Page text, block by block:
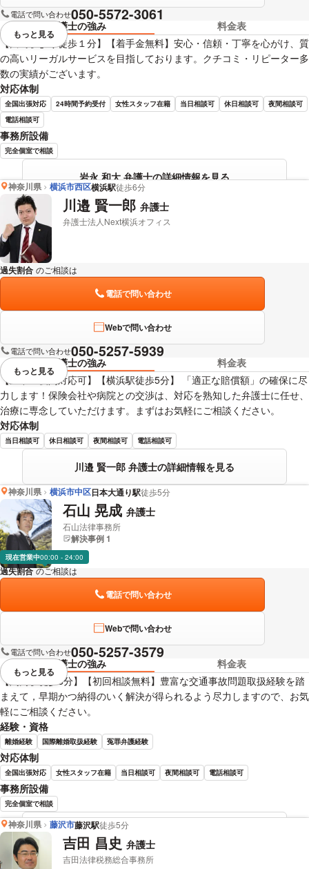
電話で問い合わせ050-5572-3061
弁護士の強み
料金表
【川崎駅より徒歩１分】【着手金無料】安心・信頼・丁寧を心がけ、質
の高いリーガルサービスを目指しております。クチコミ・リピーター多
数の実績がございます。
対応体制
全国出張対応 24時間予約受付 女性スタッフ在籍 当日相談可 休日相談可
夜間相談可
電話相談可
事務所設備
完全個室で相談
岩永 和大 弁護士の詳細情報を見る
視覚的に省略されている要素を
もっと見る
神奈川県 横浜市西区横浜駅徒歩6分
川邉 賢一郎 弁護士
弁護士法人Next横浜オフィス
過失割合 のご相談は
電話で問い合わせ
Webで問い合わせ
電話で問い合わせ050-5257-5939
弁護士の強み
料金表
【土曜・夜間対応可】【横浜駅徒歩5分】 「適正な賠償額」の確保に尽
力します！保険会社や病院との交渉は、対応を熟知した弁護士に任せ、
治療に専念していただけます。まずはお気軽にご相談ください。
対応体制
当日相談可 休日相談可 夜間相談可 電話相談可
川邉 賢一郎 弁護士の詳細情報を見る
視覚的に省略されている要素を
もっと見る
神奈川県 横浜市中区日本大通り駅徒歩5分
石山 晃成 弁護士
石山法律事務所
解決事例 1
現在営業中00:00 - 24:00
過失割合 のご相談は
電話で問い合わせ
Webで問い合わせ
電話で問い合わせ050-5257-3579
弁護士の強み
料金表
【関内駅徒歩6分】【初回相談無料】豊富な交通事故問題取扱経験を踏
まえて，早期かつ納得のいく解決が得られるよう尽力しますので、お気
軽にご相談ください。
経験・資格
離婚経験 国際離婚取扱経験 冤罪弁護経験
対応体制
全国出張対応 女性スタッフ在籍 当日相談可 夜間相談可 電話相談可
事務所設備
完全個室で相談
石山 晃成 弁護士の詳細情報を見る
視覚的に省略されている要素を
もっと見る
神奈川県 藤沢市藤沢駅徒歩5分
吉田 昌史 弁護士
吉田法律税務総合事務所